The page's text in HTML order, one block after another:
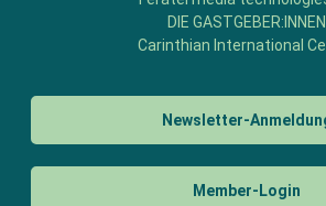
DIE GASTGEBER:INNEN
Carinthian International
Newsletter-
Member-Login